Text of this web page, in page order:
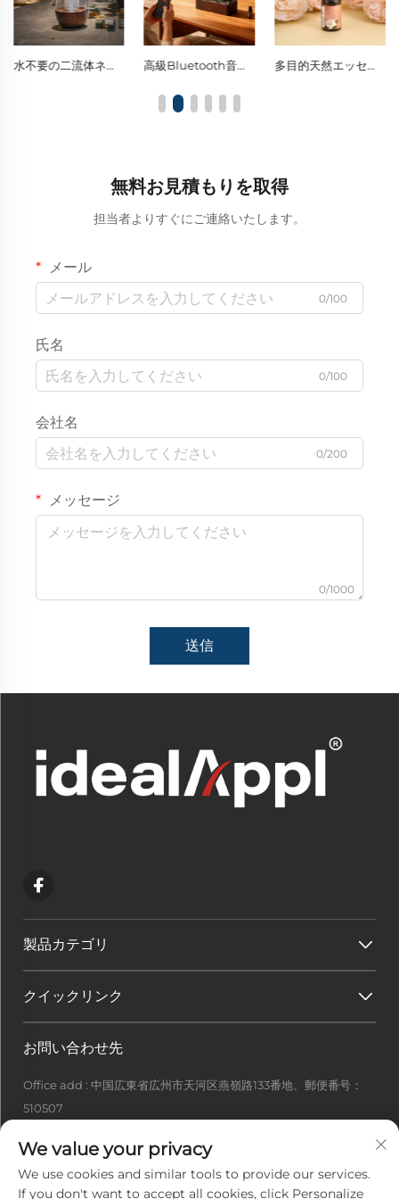
水不要の二流体ネブライザータイプ（調光式ノブライト付き） 高級Bluetooth音楽対応ソリッドウッド・ガラス製水不要ディフューザー 多目的天然エッセンシャルオイル（家庭用アロマセラピー、車内用フレッシュナー、DIY香りクラフトに最適）
無料お見積もりを取得
担当者よりすぐにご連絡いたします。
メール
0/100
氏名
0/100
会社名
0/200
メッセージ
0/1000
送信
製品カテゴリ
クイックリンク
お問い合わせ先
Office add : 中国広東省広州市天河区燕嶺路133番地、郵便番号：
510507
+86-13922415049
We value your privacy
We use cookies and similar tools to provide our services.
If you don't want to accept all cookies, click Personalize